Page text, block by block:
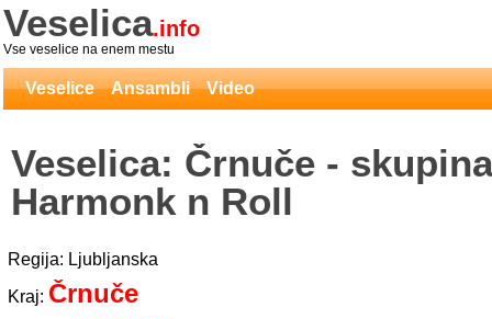
Veselica.info
Vse veselice na enem mestu
Veselice Ansambli Video
Veselica: Črnuče - skupina
Harmonk n Roll
Regija: Ljubljanska
Kraj: Črnuče